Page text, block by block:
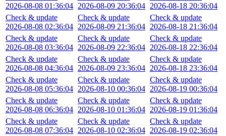
2026-08-08 01:36:04
Check & update
2026-08-08 02:36:04
Check & update
2026-08-08 03:36:04
Check & update
2026-08-08 04:36:04
Check & update
2026-08-08 05:36:04
Check & update
2026-08-08 06:36:04
Check & update
2026-08-08 07:36:04
2026-08-09 20:36:04
Check & update
2026-08-09 21:36:04
Check & update
2026-08-09 22:36:04
Check & update
2026-08-09 23:36:04
Check & update
2026-08-10 00:36:04
Check & update
2026-08-10 01:36:04
Check & update
2026-08-10 02:36:04
2026-08-18 20:36:04
Check & update
2026-08-18 21:36:04
Check & update
2026-08-18 22:36:04
Check & update
2026-08-18 23:36:04
Check & update
2026-08-19 00:36:04
Check & update
2026-08-19 01:36:04
Check & update
2026-08-19 02:36:04